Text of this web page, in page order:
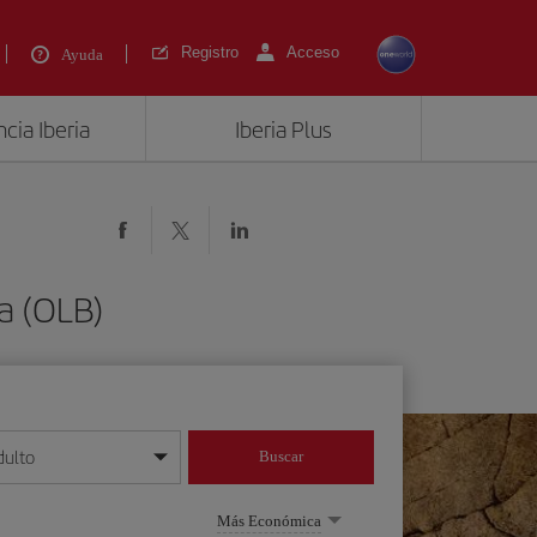
Ayuda Registro Acceso
Iberia Iberia Plus
(OLB)
mes/año
Buscar
Más Económica